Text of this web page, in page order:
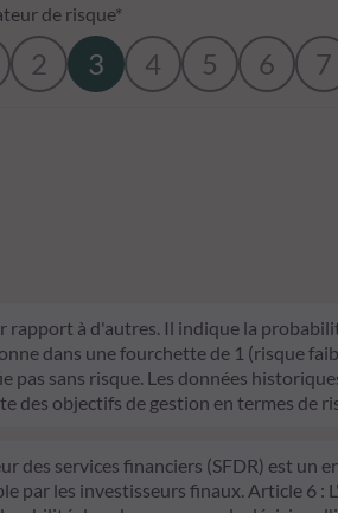
de risque*
2 3 4 5 6 7
à d'autres. Il indique la
dans une fourchette de 1 (risque
sans risque. Les données
objectifs de gestion en termes de
services financiers (SFDR) est un
les investisseurs finaux. Article 6 :